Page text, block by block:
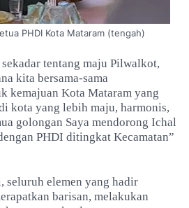
PHDI Kota Mataram (tengah)
tentang maju Pilwalkot,
kita bersama-sama
kemajuan Kota Mataram yang
kota yang lebih maju, harmonis,
golongan Saya mendorong Ichal
PHDI ditingkat Kecamatan”
seluruh elemen yang hadir
barisan, melakukan